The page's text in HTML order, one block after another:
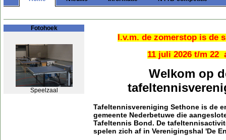
Fotohoek
Speelzaal
I.v.m. de zomerstop is de
11 juli 2026 t/m 22
Welkom op
Tafeltennisvereniging Sethone is de
gemeente Nederbetuwe die
Tafeltennis Bond. De
spelen zich af in Verenigingshal 'De